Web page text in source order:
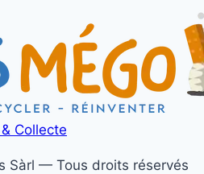
Collecte
Sàrl — Tous droits réservés